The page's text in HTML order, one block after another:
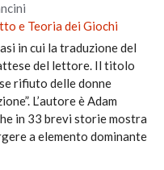
e Teoria dei Giochi
in cui la traduzione del
del lettore. Il titolo
rifiuto delle donne
L’autore è Adam
in 33 brevi storie mostra
a elemento dominante